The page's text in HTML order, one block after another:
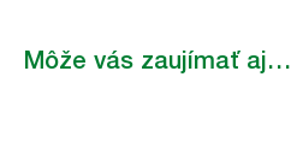
Môže vás zaujímať aj…